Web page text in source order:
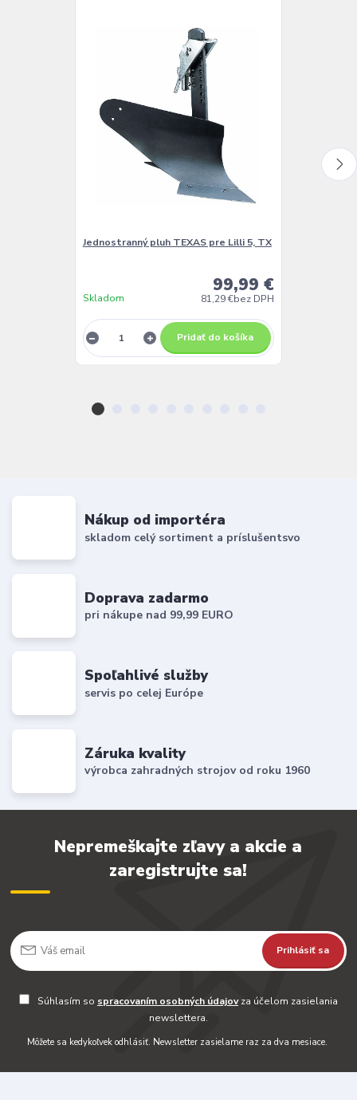
Jednostranný pluh TEXAS pre Lilli 5, TX
99,99 €
81,29 €bez DPH
Skladom
Pridať do košíka
Nákup od importéra
skladom celý sortiment a príslušentsvo
Doprava zadarmo
pri nákupe nad 99,99 EURO
Spoľahlivé služby
servis po celej Európe
Záruka kvality
výrobca zahradných strojov od roku 1960
Nepremeškajte zľavy a akcie a
zaregistrujte sa!
Prihlásiť sa
Súhlasím so spracovaním osobných údajovza účelom zasielania
newslettera.
Môžete sa kedykoľvek odhlásiť. Newsletter zasielame raz za dva mesiace.